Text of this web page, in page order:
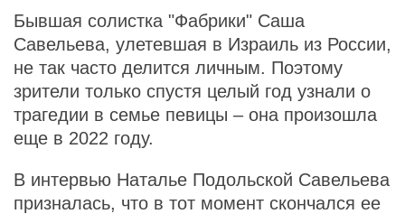
Бывшая солистка "Фабрики" Саша
Савельева, улетевшая в Израиль из России,
не так часто делится личным. Поэтому
зрители только спустя целый год узнали о
трагедии в семье певицы – она произошла
еще в 2022 году.
В интервью Наталье Подольской Савельева
призналась, что в тот момент скончался ее